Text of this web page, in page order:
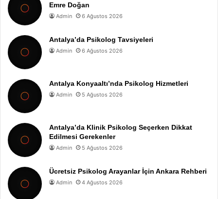
Emre Doğan
Admin 6 Ağustos 2026
Antalya’da Psikolog Tavsiyeleri
Admin 6 Ağustos 2026
Antalya Konyaaltı’nda Psikolog Hizmetleri
Admin 5 Ağustos 2026
Antalya’da Klinik Psikolog Seçerken Dikkat
Edilmesi Gerekenler
Admin 5 Ağustos 2026
Ücretsiz Psikolog Arayanlar İçin Ankara Rehberi
Admin 4 Ağustos 2026